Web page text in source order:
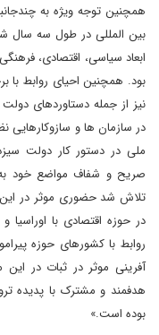
همچنین توجه ویژه به
بین المللی در طول سه سال
ابعاد سیاسی، اقتصادی،
بود. همچنین احیای روابط با
نیز از جمله دستاوردهای
در سازمان ها و سازوکارهایی
ملی در دستور کار دولت
صریح و شفاف مواضع خود به
تلاش شد حضوری موثر در این
در حوزه اقتصادی با
روابط با کشورهای حوزه
آفرینی موثر در ثبات در
هدفمند و مشترک با پدیده
بوده است.»